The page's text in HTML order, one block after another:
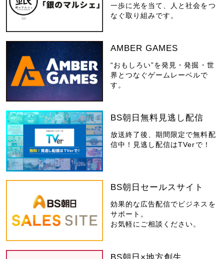
一歩に光を当て、人と社会をつ
なぐ取り組みです。
AMBER GAMES
“おもしろい”を発見・発掘・世
界とつなぐゲームレーベルで
す。
BS朝日無料見逃し配信
放送終了後、期間限定で無料配
信中！見逃し配信はTVerで！
BS朝日セールスサイト
効果的な広告配信でビジネスを
サポート。
お気軽にご相談ください。
BS朝日×地方創生